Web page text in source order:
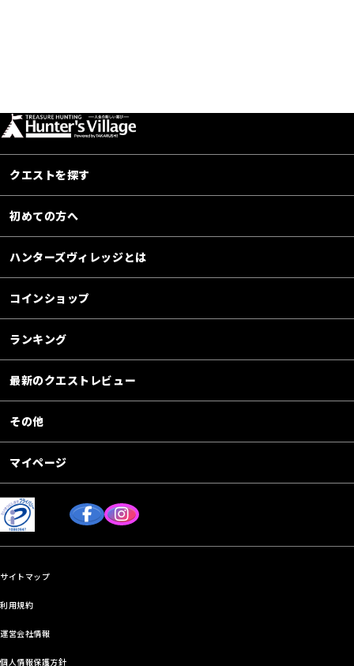
クエストを探す
初めての方へ
ハンターズヴィレッジとは
コインショップ
ランキング
最新のクエストレビュー
その他
マイページ
サイトマップ
利用規約
運営会社情報
個人情報保護方針